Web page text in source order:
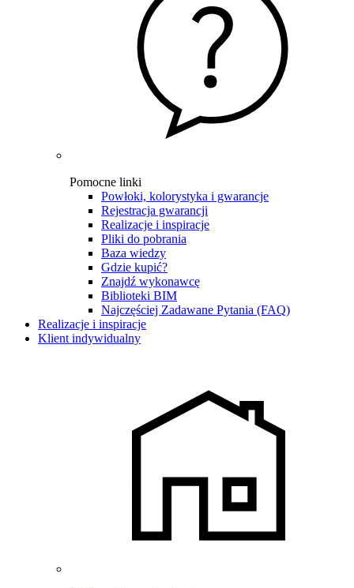
Pomocne linki
Powłoki, kolorystyka i gwarancje
Rejestracja gwarancji
Realizacje i inspiracje
Pliki do pobrania
Baza wiedzy
Gdzie kupić?
Znajdź wykonawcę
Biblioteki BIM
Najczęściej Zadawane Pytania (FAQ)
Realizacje i inspiracje
Klient indywidualny